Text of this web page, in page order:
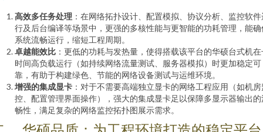
高效多任务处理 ：在网络拓扑设计、配置模拟、协议分析、监控软件
行及后台编译等场景中，更强的多核性能与更智能的功耗管理，能确
系统流畅运行，缩短工程周期。
卓越能效比 ：更低的功耗与发热量，使得搭载该平台的华硕台式机在
时间高负载运行（如持续网络流量测试、服务器模拟）时更加稳定可
靠，有助于构建绿色、节能的网络设备测试与运维环境。
增强的集成显卡 ：对于不需要高端独立显卡的网络工程应用（如机房
控、配置管理界面操作），强大的集成显卡足以保障多显示器输出的
畅性，满足复杂的网络监控拓扑图展示需求。